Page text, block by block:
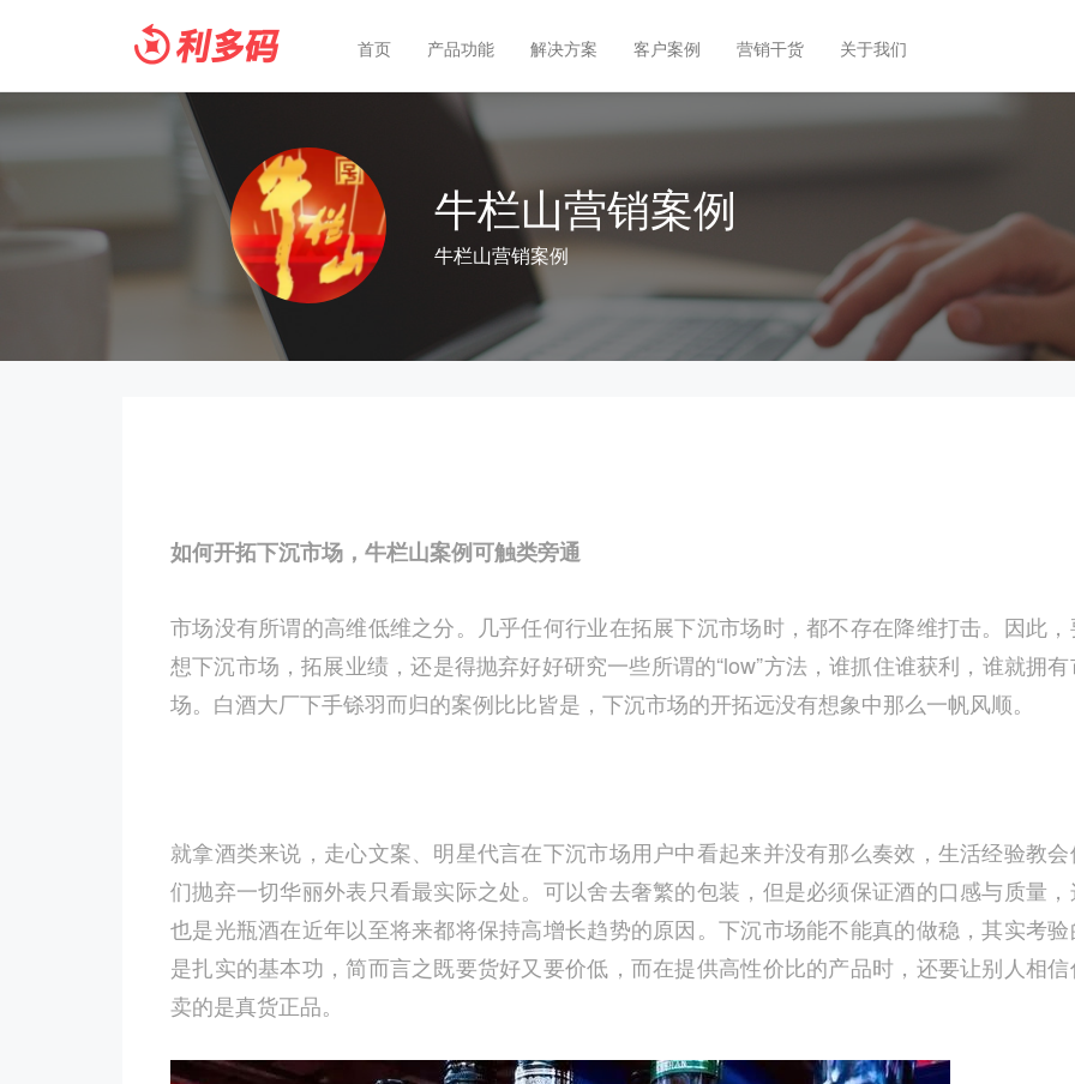
首页 产品功能 解决方案 客户案例 营销干货 关于我们
牛栏山营销案例
牛栏山营销案例
如何开拓下沉市场，牛栏山案例可触类旁通
市场没有所谓的高维低维之分。几乎任何行业在拓展下沉市场时，都不存在降维打击。因此，
想下沉市场，拓展业绩，还是得抛弃好好研究一些所谓的“low”方法，谁抓住谁获利，谁就拥
场。白酒大厂下手铩羽而归的案例比比皆是，下沉市场的开拓远没有想象中那么一帆风顺。
就拿酒类来说，走心文案、明星代言在下沉市场用户中看起来并没有那么奏效，生活经验教会
们抛弃一切华丽外表只看最实际之处。可以舍去奢繁的包装，但是必须保证酒的口感与质量，
也是光瓶酒在近年以至将来都将保持高增长趋势的原因。下沉市场能不能真的做稳，其实考验
是扎实的基本功，简而言之既要货好又要价低，而在提供高性价比的产品时，还要让别人相信
卖的是真货正品。